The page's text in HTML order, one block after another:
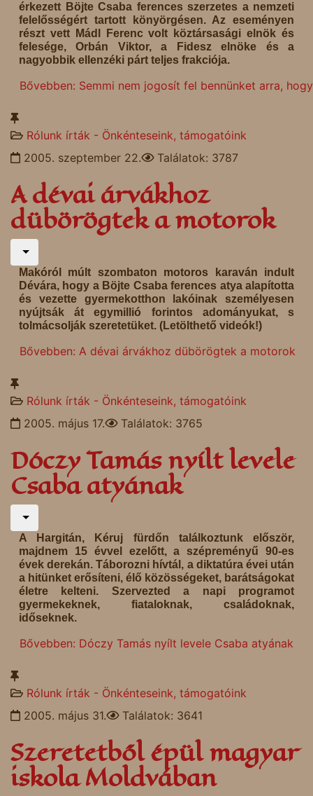
érkezett Böjte Csaba ferences szerzetes a nemzeti
felelősségért tartott könyörgésen. Az eseményen
részt vett Mádl Ferenc volt köztársasági elnök és
felesége, Orbán Viktor, a Fidesz elnöke és a
nagyobbik ellenzéki párt teljes frakciója.
Bővebben: Semmi nem jogosít fel bennünket arra,
Rólunk írták - Önkénteseink, támogatóink
2005. szeptember 22.
Találatok: 3787
A dévai árvákhoz
dübörögtek a motorok
Makóról múlt szombaton motoros karaván indult
Dévára, hogy a Böjte Csaba ferences atya alapította
és vezette gyermekotthon lakóinak személyesen
nyújtsák át egymillió forintos adományukat, s
tolmácsolják szeretetüket. (Letölthető videók!)
Bővebben: A dévai árvákhoz dübörögtek a motorok
Rólunk írták - Önkénteseink, támogatóink
2005. május 17.
Találatok: 3765
Dóczy Tamás nyílt levele
Csaba atyának
A Hargitán, Kéruj fürdőn találkoztunk először,
majdnem 15 évvel ezelőtt, a szépreményű 90-es
évek derekán. Táborozni hívtál, a diktatúra évei után
a hitünket erősíteni, élő közösségeket, barátságokat
életre kelteni. Szervezted a napi programot
gyermekeknek, fiataloknak, családoknak,
időseknek.
Bővebben: Dóczy Tamás nyílt levele Csaba atyának
Rólunk írták - Önkénteseink, támogatóink
2005. május 31.
Találatok: 3641
Szeretetből épül magyar
iskola Moldvában